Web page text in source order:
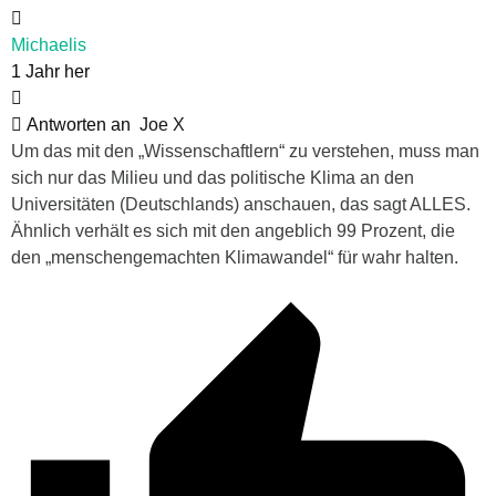
Michaelis
1 Jahr her
Antworten an Joe X
Um das mit den „Wissenschaftlern“ zu verstehen, muss man
sich nur das Milieu und das politische Klima an den
Universitäten (Deutschlands) anschauen, das sagt ALLES.
Ähnlich verhält es sich mit den angeblich 99 Prozent, die
den „menschengemachten Klimawandel“ für wahr halten.